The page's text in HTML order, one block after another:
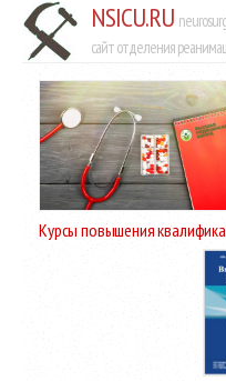
NSICU.RU
сайт отделения
Курсы повышения